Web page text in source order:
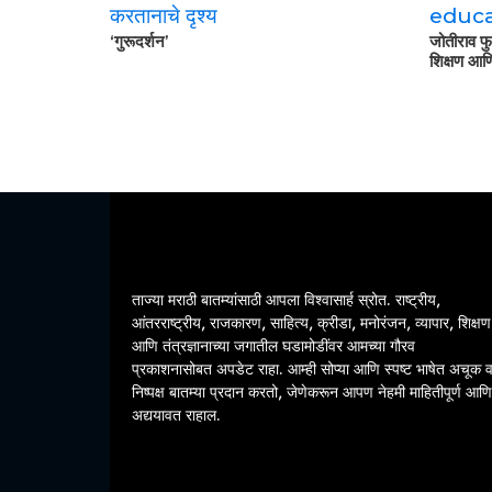
‘गुरूदर्शन’
जोतीराव
शिक्षण
ताज्या मराठी बातम्यांसाठी आपला विश्वासार्ह स्रोत. राष्ट्रीय,
आंतरराष्ट्रीय, राजकारण, साहित्य, क्रीडा, मनोरंजन, व्यापार, शिक्षण
आणि तंत्रज्ञानाच्या जगातील घडामोडींवर आमच्या गौरव
प्रकाशनासोबत अपडेट राहा. आम्ही सोप्या आणि स्पष्ट भाषेत अचूक व
निष्पक्ष बातम्या प्रदान करतो, जेणेकरून आपण नेहमी माहितीपूर्ण आणि
अद्ययावत राहाल.